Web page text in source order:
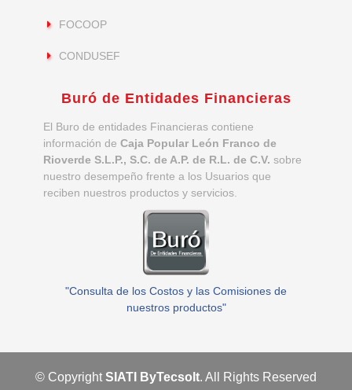
FOCOOP
CONDUSEF
Buró de Entidades Financieras
El Buro de entidades Financieras contiene
información de Caja Popular León Franco de
Rioverde S.L.P., S.C. de A.P. de R.L. de C.V. sobre
nuestro desempeño frente a los Usuarios que
reciben nuestros productos y servicios.
"Consulta de los Costos y las Comisiones de
nuestros productos"
© Copyright SIATI ByTecsolt. All Rights Reserved